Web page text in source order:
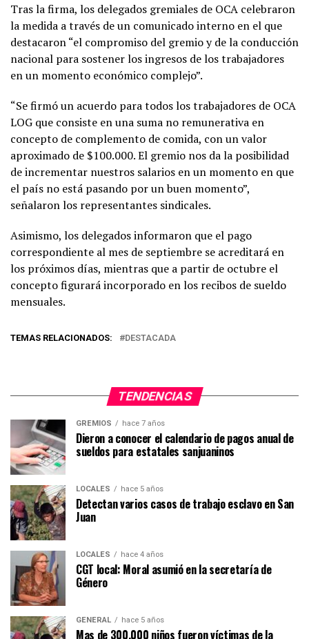
Tras la firma, los delegados gremiales de OCA celebraron
la medida a través de un comunicado interno en el que
destacaron “el compromiso del gremio y de la conducción
nacional para sostener los ingresos de los trabajadores
en un momento económico complejo”.
“Se firmó un acuerdo para todos los trabajadores de OCA
LOG que consiste en una suma no remunerativa en
concepto de complemento de comida, con un valor
aproximado de $100.000. El gremio nos da la posibilidad
de incrementar nuestros salarios en un momento en que
el país no está pasando por un buen momento”,
señalaron los representantes sindicales.
Asimismo, los delegados informaron que el pago
correspondiente al mes de septiembre se acreditará en
los próximos días, mientras que a partir de octubre el
concepto figurará incorporado en los recibos de sueldo
mensuales.
TEMAS RELACIONADOS: DESTACADA
TENDENCIAS
GREMIOS hace 7 años
Dieron a conocer el calendario de pagos anual de
sueldos para estatales sanjuaninos
LOCALES hace 5 años
Detectan varios casos de trabajo esclavo en San
Juan
LOCALES hace 4 años
CGT local: Moral asumió en la secretaría de
Género
GENERAL hace 5 años
Mas de 300.000 niños fueron víctimas de la